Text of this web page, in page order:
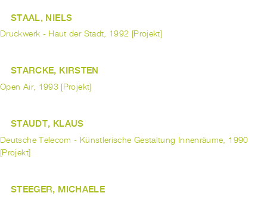
STAAL, NIELS
Druckwerk - Haut der Stadt, 1992 [Projekt]
STARCKE, KIRSTEN
Open Air, 1993 [Projekt]
STAUDT, KLAUS
Deutsche Telecom - Künstlerische Gestaltung Innenräume, 1990
[Projekt]
STEEGER, MICHAELE